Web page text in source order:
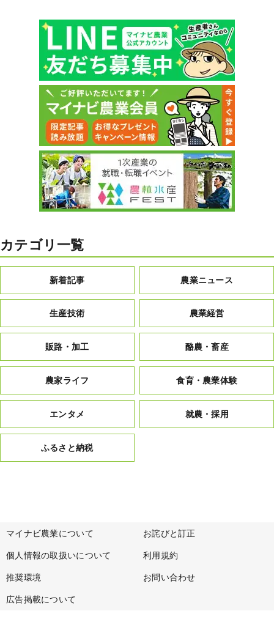
カテゴリ一覧
新着記事 農業ニュース
生産技術 農業経営
販路・加工 酪農・畜産
農家ライフ 食育・農業体験
エンタメ 就農・採用
ふるさと納税
マイナビ農業について お詫びと訂正
個人情報の取扱いについて 利用規約
推奨環境 お問い合わせ
広告掲載について